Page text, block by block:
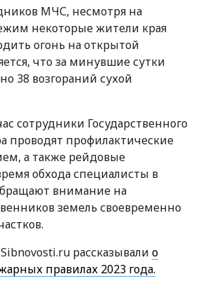
МЧС, несмотря на
некоторые жители края
огонь на открытой
что за минувшие сутки
38 возгораний сухой
сотрудники Государственного
проводят профилактические
а также рейдовые
обхода специалисты в
внимание на
земель своевременно
рассказывали о
правилах 2023 года.